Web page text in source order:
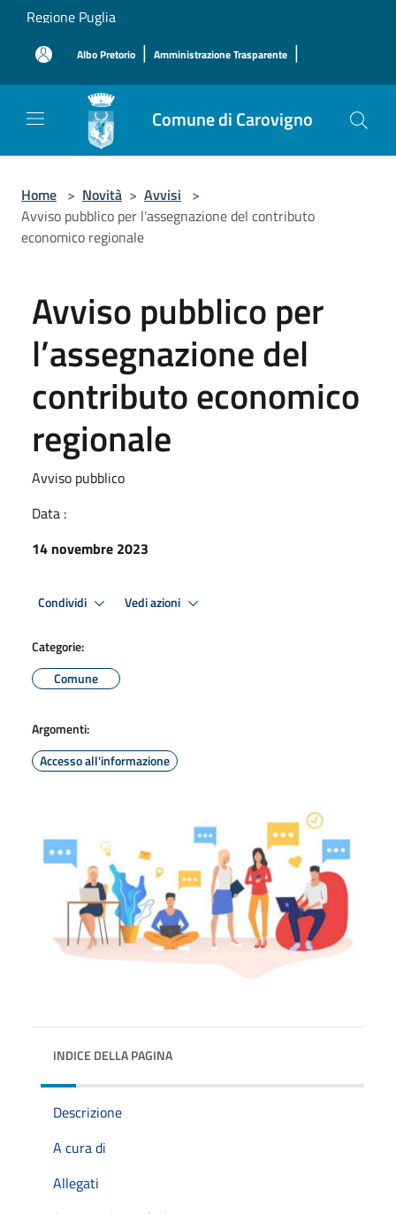
Salta al contenuto principale
Regione Puglia
Albo Pretorio | Amministrazione Trasparente |
Comune di Carovigno
Home > Novità > Avvisi >
Avviso pubblico per l’assegnazione del contributo
economico regionale
Avviso pubblico per
l’assegnazione del
contributo economico
regionale
Avviso pubblico
Data :
14 novembre 2023
Condividi Vedi azioni
Categorie:
Comune
Argomenti:
Accesso all'informazione
INDICE DELLA PAGINA
Descrizione
A cura di
Allegati